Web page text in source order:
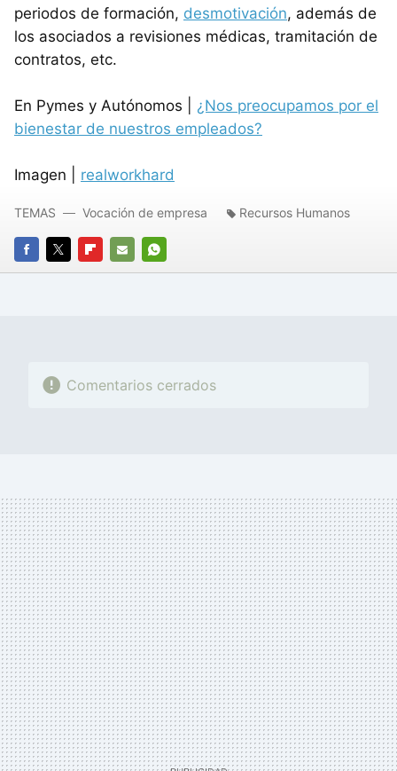
periodos de formación, desmotivación, además de
los asociados a revisiones médicas, tramitación de
contratos, etc.
En Pymes y Autónomos | ¿Nos preocupamos por el
bienestar de nuestros empleados?
Imagen | realworkhard
FACEBOOK
TWITTERFLIPBOARD
E-
WHATSAPP
TEMAS Vocación de empresa Recursos Humanos
Comentarios cerrados